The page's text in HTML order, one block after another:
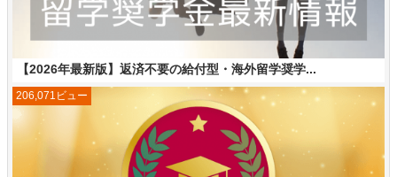
【2026年最新版】返済不要の給付型・海外留学奨学...
206,071ビュー